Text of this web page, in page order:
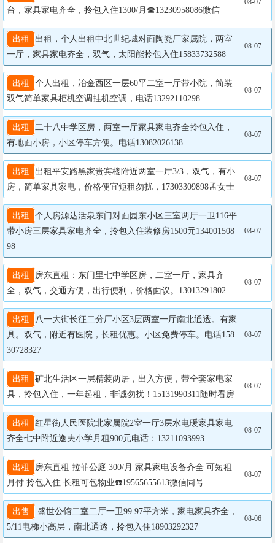
台，家具家电齐全，拎包入住1300/月☎13230958086微信
08-07
出租
出租，个人出租中北世纪城对面陶瓷厂家属院，两室
一厅，家具家电齐全，双气，太阳能拎包入住15833732588
08-07
出租
个人出租，冶金西区一层60平二室一厅带小院，简装
双气简单家具柜机空调挂机空调，电话13292110298
08-07
出租
二十八中学区房，两室一厅家具家电齐全拎包入住，
有地面小房，小区停车方便。电话13082026138
08-07
出租
出租平安路黑家贵宾楼附近两室一厅3/3，双气，有小
房，简单家具家电，价格便宜短租勿扰，17303309898孟女士
08-07
出租
个人房源达活泉东门对面园东小区三室两厅一卫116平
带小房三层家具家电齐全，拎包入住装修房1500元134001508
08-07
出租
房东直租：东门里七中学区房，二室一厅，家具齐
全，双气，交通方便，出行便利，价格面议。13013291802
08-07
出租
八一大街长征二分厂小区3层两室一厅南北通透。有家
具。双气，附近有医院，长租优惠。小区免费停车。电话158
30728327
08-07
出租
矿北生活区一层精装两居，出入方便，带全套家电家
具，拎包入住，一年起租，非诚勿扰！15131990311随时看房
08-07
出租
红星街人民医院北家属院2室一厅3层水电暖家具家电
齐全七中附近逸夫小学月租900元电话：13211093993
08-07
出租
房东直租 拉菲公庭 300/月 家具家电设备齐全 可短租
月付 拎包入住 长租可包物业☎️19565655613微信同号
08-07
出售
盛世公馆二室二厅一卫99.97平方米，家电家具齐全，
5/11电梯小高层，南北通透，拎包入住18903292327
08-06